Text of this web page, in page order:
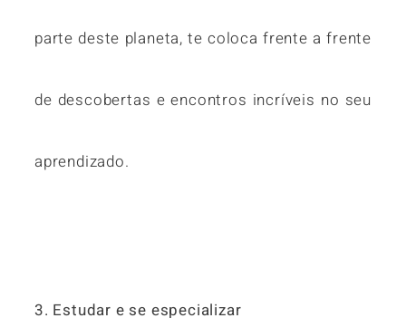
parte deste planeta, te coloca frente a frente
de descobertas e encontros incríveis no seu
aprendizado.
3. Estudar e se especializar